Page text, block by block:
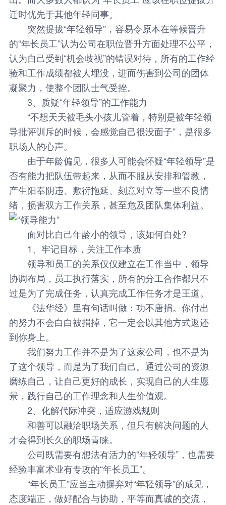
迁时优先于其他年轻同事。
突然提拔“年轻领导”，容易令原本在等候晋升
的“年长员工”认为公司在职位晋升方面处理不公平，
认为自己受到“机会歧视”的错误对待，所有的工作经
验和工作成绩都被人埋没，进而伤害到公司的团体
凝聚力，使整个团队士气受挫。
3、质疑“年轻领导”的工作能力
“不想天天被毛头小孩儿管着，特别是被年轻领
导批评训斥的时候，会感觉自己很没面子”，是很多
职场人的心声。
由于年龄偏见，很多人可能会怀疑“年轻领导”是
否有能力把队伍带起来，从而不服从安排和管教，
产生阳奉阴违、敷衍拖延、刻意对立等一些不良情
绪，损害双方工作关系，甚至危及团队集体利益。
面对比自己年龄小的领导，该如何自处?
1、牢记目标，关注工作本质
领导和员工的关系仅仅建立在工作当中，领导
协调布局，员工执行落实，所有的分工合作都只不
过是为了完成任务，认真完成工作任务才是王道。
《法华经》里有句话叫做：功不唐捐。你付出
的努力不会白白被捐掉，它一定会以其他方式返还
到你身上。
我们努力工作并不是为了这家公司，也不是为
了这个领导，而是为了我们自己。通过公司的资源
磨练自己，让自己更好的成长，实现自己的人生愿
景，践行自己的工作理念和人生价值观。
2、化解代际冲突，适应游戏规则
和善可以融洽职场关系，但只有解决问题的人
才会得到长久的职场青睐。
公司既需要有想法有活力的“年轻领导”，也需要
经验丰富术业有专攻的“年长员工”。
“年长员工”应当主动摒弃对“年轻领导”的成见，
态度端正，做好配合与协助，平等而真诚的交流，